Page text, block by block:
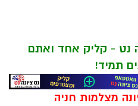
נט - קליק אחד ואתם
תמיד!
מצלמות חניה